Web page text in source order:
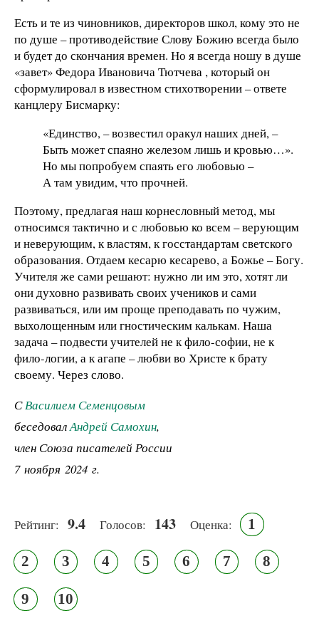
Есть и те из чиновников, директоров школ, кому это не
по душе – противодействие Слову Божию всегда было
и будет до скончания времен. Но я всегда ношу в душе
«завет» Федора Ивановича Тютчева , который он
сформулировал в известном стихотворении – ответе
канцлеру Бисмарку:
«Единство, – возвестил оракул наших дней, –
Быть может спаяно железом лишь и кровью…».
Но мы попробуем спаять его любовью –
‎А там увидим, что прочней.
Поэтому, предлагая наш корнесловный метод, мы
относимся тактично и с любовью ко всем – верующим
и неверующим, к властям, к госстандартам светского
образования. Отдаем кесарю кесарево, а Божье – Богу.
Учителя же сами решают: нужно ли им это, хотят ли
они духовно развивать своих учеников и сами
развиваться, или им проще преподавать по чужим,
выхолощенным или гностическим калькам. Наша
задача – подвести учителей не к фило-софии, не к
фило-логии, а к агапе – любви во Христе к брату
своему. Через слово.
СВасилием Семенцовым
беседовалАндрей Самохин,
член Союза писателей России
7 ноября 2024 г.
Рейтинг: 9.4 Голосов: 143 Оценка: 1
2 3 4 5 6 7 8
9 10